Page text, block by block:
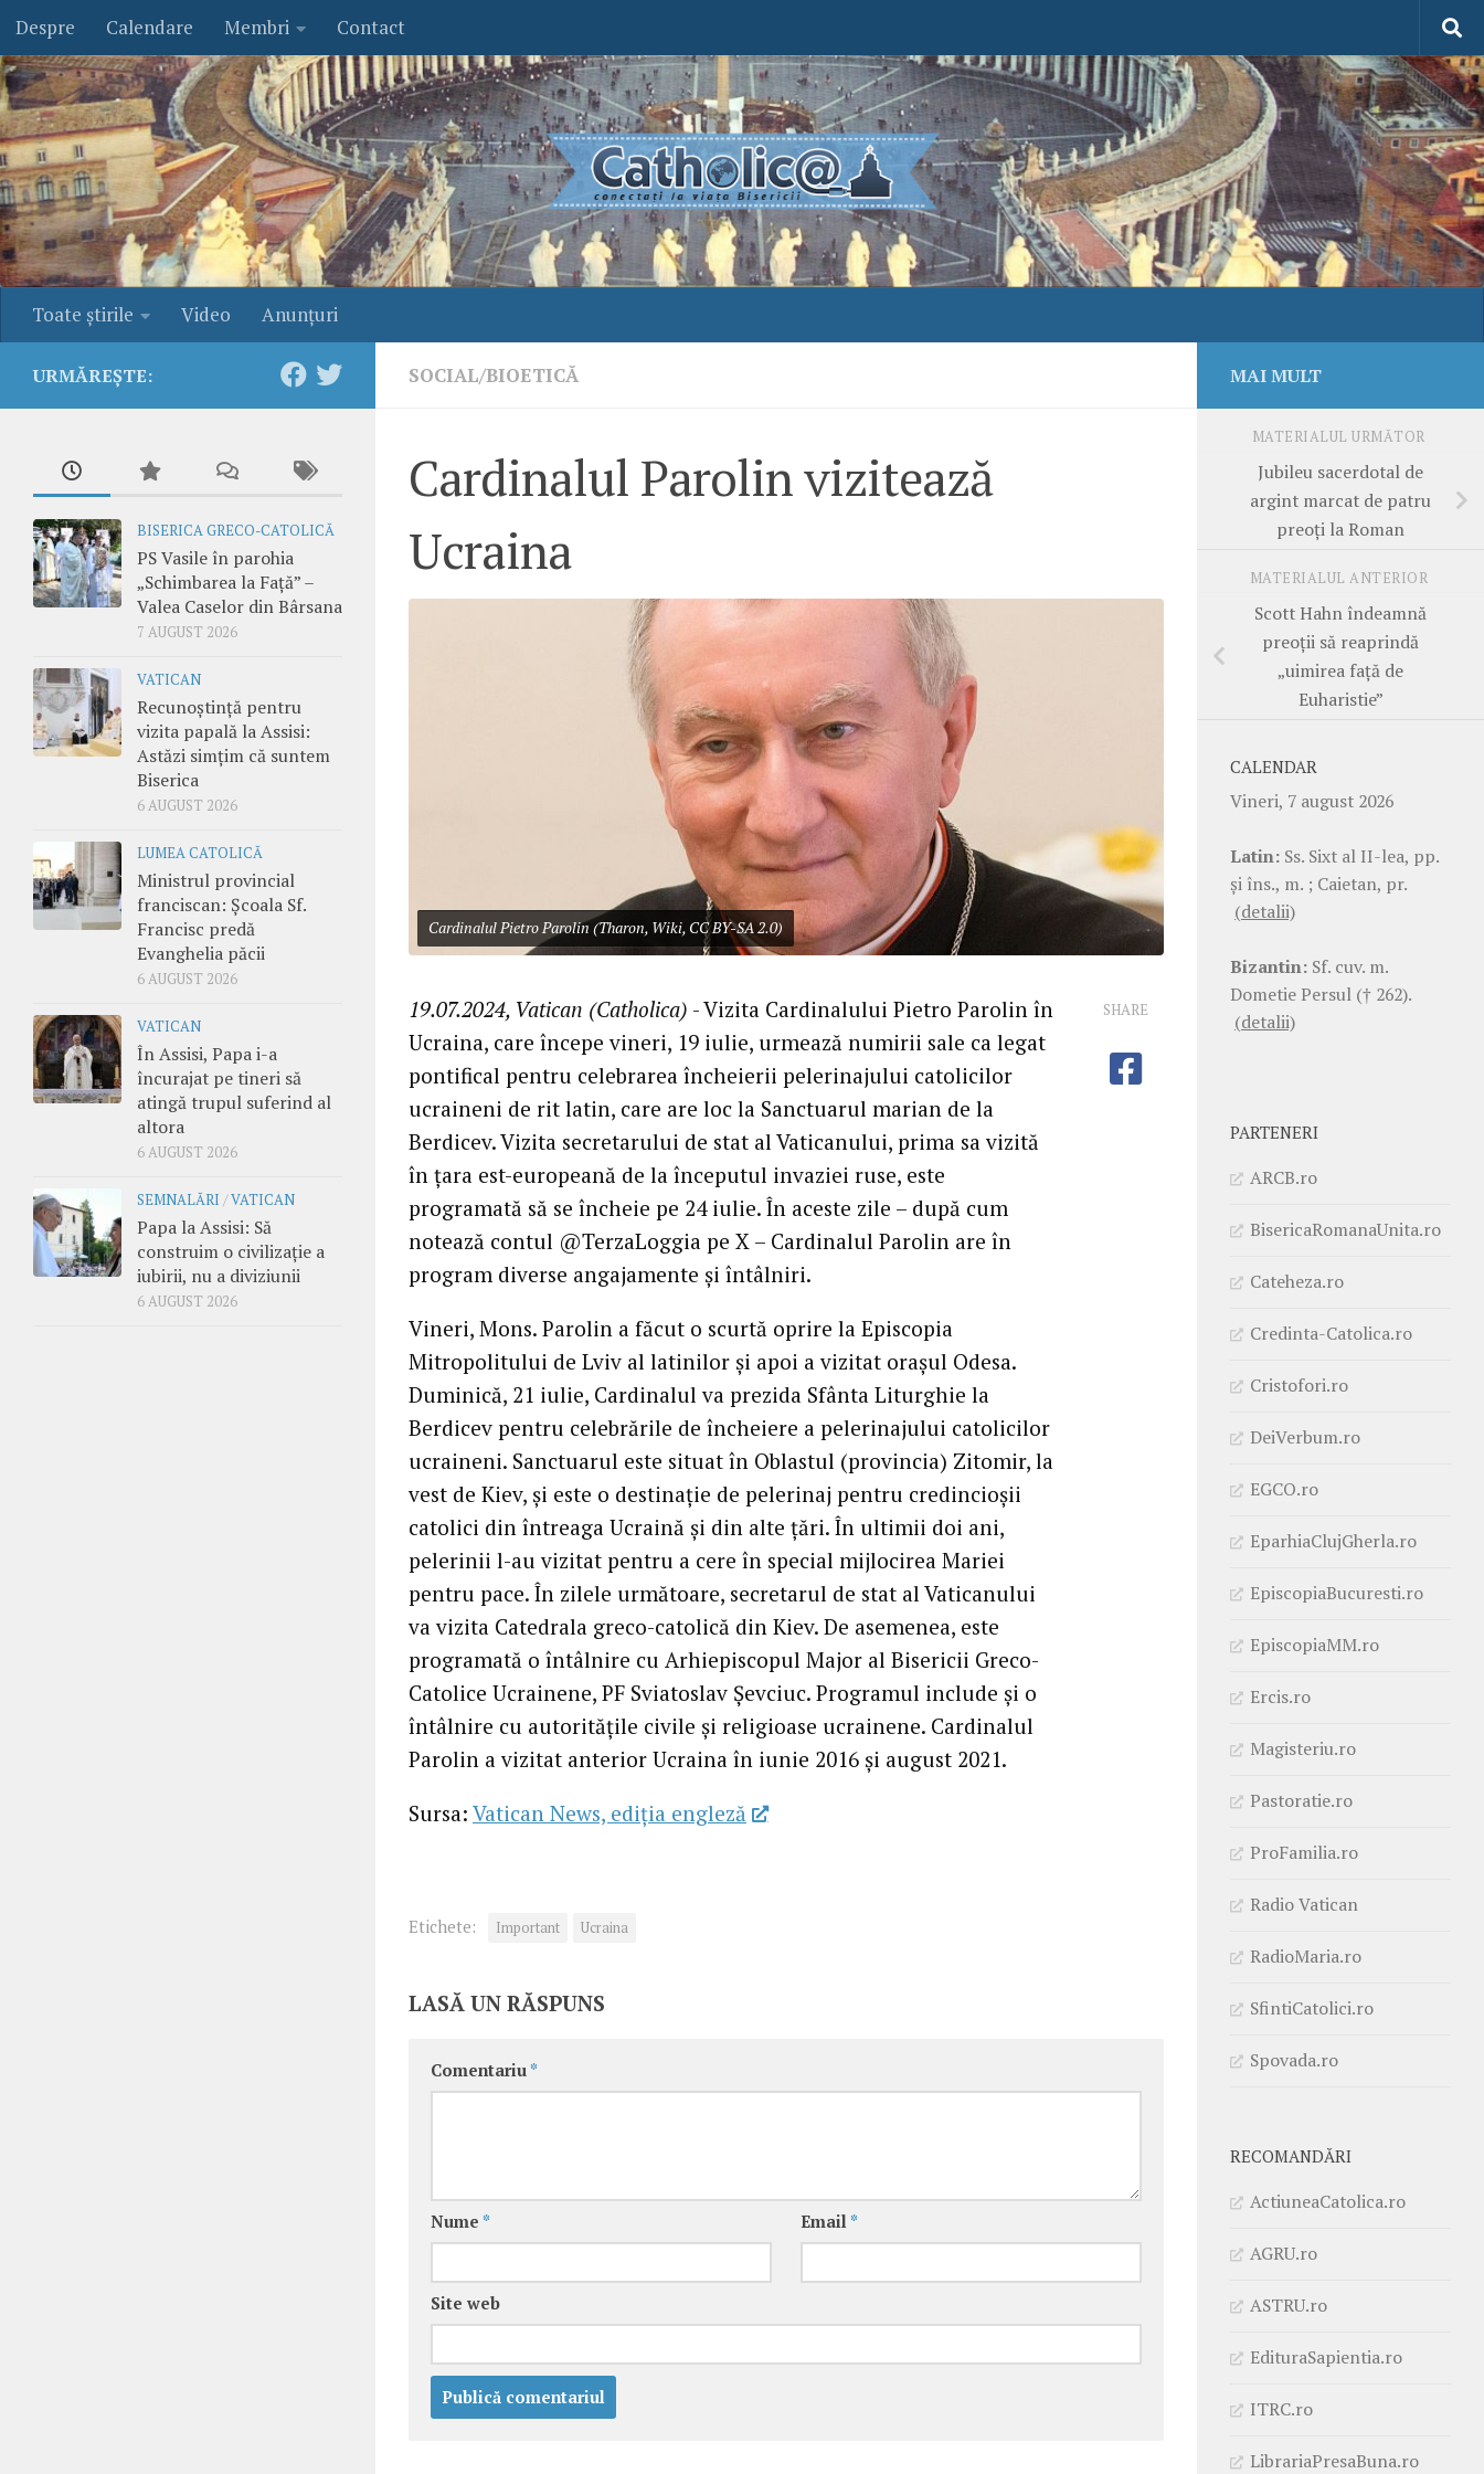
Skip to content
Despre Calendare Membri Contact
Toate ştirile Video Anunţuri
SOCIAL/BIOETICĂ
Cardinalul Parolin vizitează
Ucraina
Cardinalul Pietro Parolin (Tharon, Wiki, CC BY-SA 2.0)
19.07.2024, Vatican (Catholica) - Vizita Cardinalului Pietro Parolin în
Ucraina, care începe vineri, 19 iulie, urmează numirii sale ca legat
pontifical pentru celebrarea încheierii pelerinajului catolicilor
ucraineni de rit latin, care are loc la Sanctuarul marian de la
Berdicev. Vizita secretarului de stat al Vaticanului, prima sa vizită
în țara est-europeană de la începutul invaziei ruse, este
programată să se încheie pe 24 iulie. În aceste zile – după cum
notează contul @TerzaLoggia pe X – Cardinalul Parolin are în
program diverse angajamente și întâlniri.
Vineri, Mons. Parolin a făcut o scurtă oprire la Episcopia
Mitropolitului de Lviv al latinilor și apoi a vizitat orașul Odesa.
Duminică, 21 iulie, Cardinalul va prezida Sfânta Liturghie la
Berdicev pentru celebrările de încheiere a pelerinajului catolicilor
ucraineni. Sanctuarul este situat în Oblastul (provincia) Zitomir, la
vest de Kiev, și este o destinație de pelerinaj pentru credincioșii
catolici din întreaga Ucraină și din alte țări. În ultimii doi ani,
pelerinii l-au vizitat pentru a cere în special mijlocirea Mariei
pentru pace. În zilele următoare, secretarul de stat al Vaticanului
va vizita Catedrala greco-catolică din Kiev. De asemenea, este
programată o întâlnire cu Arhiepiscopul Major al Bisericii Greco-
Catolice Ucrainene, PF Sviatoslav Șevciuc. Programul include și o
întâlnire cu autoritățile civile și religioase ucrainene. Cardinalul
Parolin a vizitat anterior Ucraina în iunie 2016 și august 2021.
Sursa: Vatican News, ediția engleză
SHARE
Etichete: Important Ucraina
LASĂ UN RĂSPUNS
Comentariu *
Nume * Email *
Site web
URMĂREȘTE:
BISERICA GRECO-CATOLICĂ
PS Vasile în parohia
„Schimbarea la Față” –
Valea Caselor din Bârsana
7 AUGUST 2026
VATICAN
Recunoștință pentru
vizita papală la Assisi:
Astăzi simțim că suntem
Biserica
6 AUGUST 2026
LUMEA CATOLICĂ
Ministrul provincial
franciscan: Școala Sf.
Francisc predă
Evanghelia păcii
6 AUGUST 2026
VATICAN
În Assisi, Papa i-a
încurajat pe tineri să
atingă trupul suferind al
altora
6 AUGUST 2026
SEMNALĂRI /VATICAN
Papa la Assisi: Să
construim o civilizație a
iubirii, nu a diviziunii
6 AUGUST 2026
MAI MULT
MATERIALUL URMĂTOR
Jubileu sacerdotal de
argint marcat de patru
preoți la Roman
MATERIALUL ANTERIOR
Scott Hahn îndeamnă
preoții să reaprindă
„uimirea față de
Euharistie”
CALENDAR
Vineri, 7 august 2026
Latin: Ss. Sixt al II-lea, pp.
şi îns., m. ; Caietan, pr.
(detalii)
Bizantin: Sf. cuv. m.
Dometie Persul († 262).
(detalii)
PARTENERI
ARCB.ro
BisericaRomanaUnita.ro
Cateheza.ro
Credinta-Catolica.ro
Cristofori.ro
DeiVerbum.ro
EGCO.ro
EparhiaClujGherla.ro
EpiscopiaBucuresti.ro
EpiscopiaMM.ro
Ercis.ro
Magisteriu.ro
Pastoratie.ro
ProFamilia.ro
Radio Vatican
RadioMaria.ro
SfintiCatolici.ro
Spovada.ro
RECOMANDĂRI
ActiuneaCatolica.ro
AGRU.ro
ASTRU.ro
EdituraSapientia.ro
ITRC.ro
LibrariaPresaBuna.ro